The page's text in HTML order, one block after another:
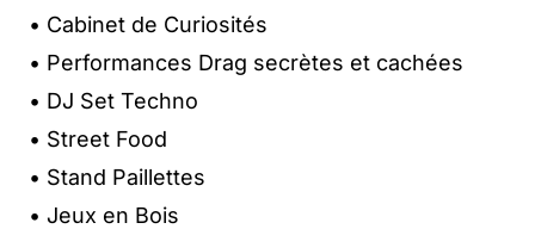
• Cabinet de Curiosités
• Performances Drag secrètes et cachées
• DJ Set Techno
• Street Food
• Stand Paillettes
• Jeux en Bois